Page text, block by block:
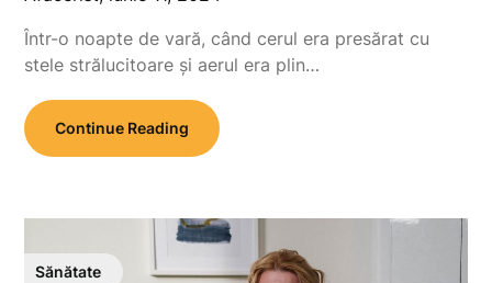
Într-o noapte de vară, când cerul era presărat cu
stele strălucitoare și aerul era plin…
Continue Reading
Sănătate